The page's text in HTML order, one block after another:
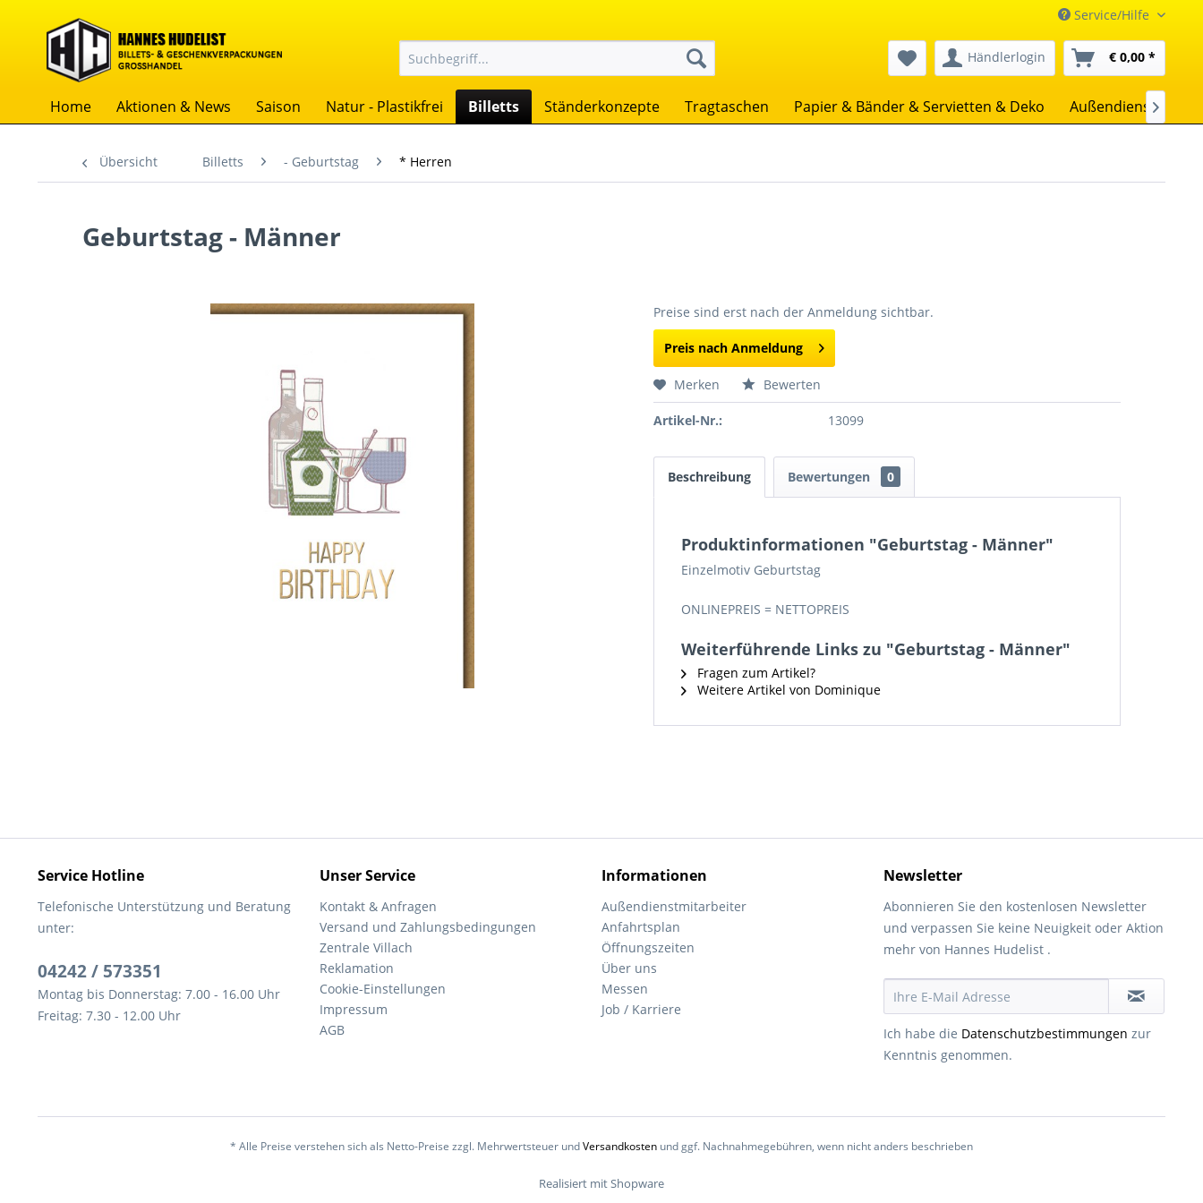
Service/Hilfe
Händlerlogin € 0,00 *
Home Aktionen & News Saison Natur - Plastikfrei Billetts Ständerkonzepte Tragtaschen Papier & Bänder & Servietten & Deko Außendienst
Übersicht Billetts - Geburtstag * Herren
Geburtstag - Männer
Preise sind erst nach der Anmeldung sichtbar.
Preis nach Anmeldung
Merken Bewerten
Artikel-Nr.: 13099
Beschreibung Bewertungen 0
Produktinformationen "Geburtstag - Männer"
Einzelmotiv Geburtstag
ONLINEPREIS = NETTOPREIS
Weiterführende Links zu "Geburtstag - Männer"
Fragen zum Artikel?
Weitere Artikel von Dominique
Service Hotline
Telefonische Unterstützung und Beratung
unter:
04242 / 573351
Montag bis Donnerstag: 7.00 - 16.00 Uhr
Freitag: 7.30 - 12.00 Uhr
Unser Service
Kontakt & Anfragen
Versand und Zahlungsbedingungen
Zentrale Villach
Reklamation
Cookie-Einstellungen
Impressum
AGB
Informationen
Außendienstmitarbeiter
Anfahrtsplan
Öffnungszeiten
Über uns
Messen
Job / Karriere
Newsletter
Abonnieren Sie den kostenlosen Newsletter
und verpassen Sie keine Neuigkeit oder Aktion
mehr von Hannes Hudelist .
Ich habe die Datenschutzbestimmungen zur
Kenntnis genommen.
* Alle Preise verstehen sich als Netto-Preise zzgl. Mehrwertsteuer undVersandkosten und ggf. Nachnahmegebühren, wenn nicht anders beschrieben
Realisiert mit Shopware